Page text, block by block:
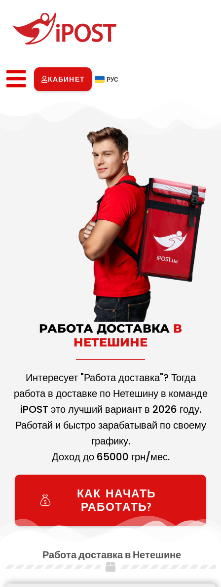
КАБИНЕТ РУС
РАБОТА ДОСТАВКА В
НЕТЕШИНЕ
Интересует "Работа доставка"? Тогда
работа в доставке по Нетешину в команде
iPOST это лучший вариант в 2026 году.
Работай и быстро зарабатывай по своему
графику.
Доход до 65000 грн/мес.
КАК НАЧАТЬ
РАБОТАТЬ?
Работа доставка в Нетешине